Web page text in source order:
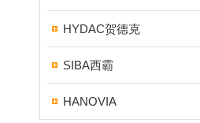
HYDAC贺德克
SIBA西霸
HANOVIA